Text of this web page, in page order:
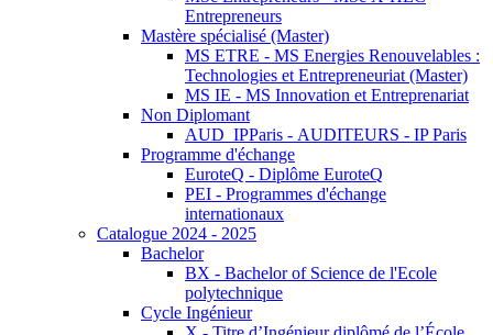
Entrepreneurs
Mastère spécialisé (Master)
MS ETRE - MS Energies Renouvelables :
Technologies et Entrepreneuriat (Master)
MS IE - MS Innovation et Entreprenariat
Non Diplomant
AUD_IPParis - AUDITEURS - IP Paris
Programme d'échange
EuroteQ - Diplôme EuroteQ
PEI - Programmes d'échange
internationaux
Catalogue 2024 - 2025
Bachelor
BX - Bachelor of Science de l'Ecole
polytechnique
Cycle Ingénieur